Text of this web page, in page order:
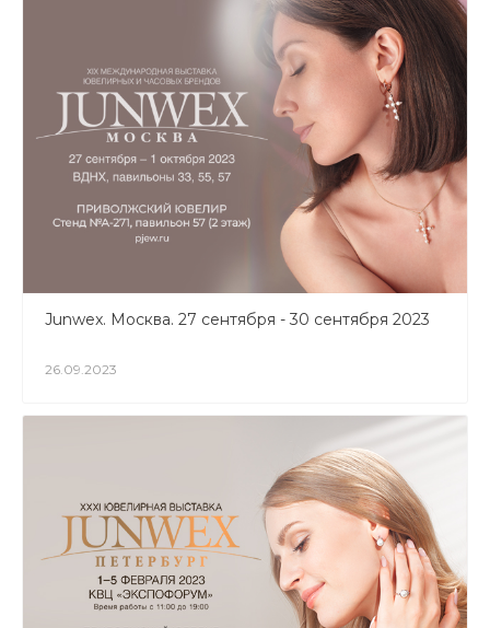
Junwex. Москва. 27 сентября - 30 сентября 2023
26.09.2023